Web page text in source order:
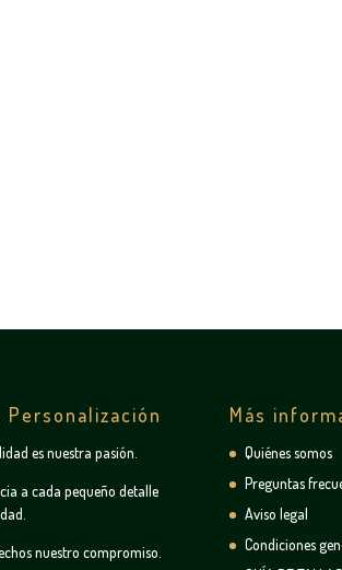
Personalización
es nuestra pasión.
a cada pequeño detalle
nuestro compromiso.
Más
Quiénes somos
Preguntas
Aviso legal
Condiciones